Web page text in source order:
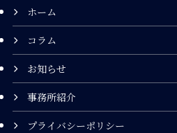
ホーム
コラム
お知らせ
事務所紹介
プライバシーポリシー